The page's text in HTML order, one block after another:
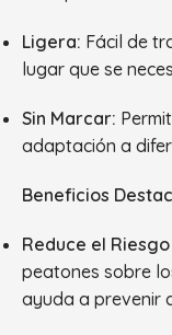
Ligera: Fácil de
lugar que se
Sin Marcar:
adaptación a
Beneficios
Reduce el
peatones sobre
ayuda a prevenir